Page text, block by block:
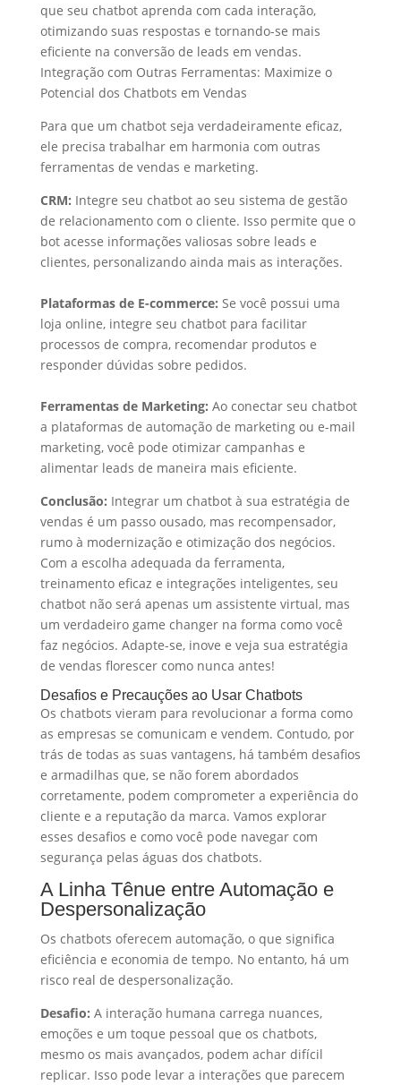
que seu chatbot aprenda com cada interação,
otimizando suas respostas e tornando-se mais
eficiente na conversão de leads em vendas.
Integração com Outras Ferramentas: Maximize o
Potencial dos Chatbots em Vendas
Para que um chatbot seja verdadeiramente eficaz,
ele precisa trabalhar em harmonia com outras
ferramentas de vendas e marketing.
CRM: Integre seu chatbot ao seu sistema de gestão
de relacionamento com o cliente. Isso permite que o
bot acesse informações valiosas sobre leads e
clientes, personalizando ainda mais as interações.
Plataformas de E-commerce: Se você possui uma
loja online, integre seu chatbot para facilitar
processos de compra, recomendar produtos e
responder dúvidas sobre pedidos.
Ferramentas de Marketing: Ao conectar seu chatbot
a plataformas de automação de marketing ou e-mail
marketing, você pode otimizar campanhas e
alimentar leads de maneira mais eficiente.
Conclusão: Integrar um chatbot à sua estratégia de
vendas é um passo ousado, mas recompensador,
rumo à modernização e otimização dos negócios.
Com a escolha adequada da ferramenta,
treinamento eficaz e integrações inteligentes, seu
chatbot não será apenas um assistente virtual, mas
um verdadeiro game changer na forma como você
faz negócios. Adapte-se, inove e veja sua estratégia
de vendas florescer como nunca antes!
Desafios e Precauções ao Usar Chatbots
Os chatbots vieram para revolucionar a forma como
as empresas se comunicam e vendem. Contudo, por
trás de todas as suas vantagens, há também desafios
e armadilhas que, se não forem abordados
corretamente, podem comprometer a experiência do
cliente e a reputação da marca. Vamos explorar
esses desafios e como você pode navegar com
segurança pelas águas dos chatbots.
A Linha Tênue entre Automação e
Despersonalização
Os chatbots oferecem automação, o que significa
eficiência e economia de tempo. No entanto, há um
risco real de despersonalização.
Desafio: A interação humana carrega nuances,
emoções e um toque pessoal que os chatbots,
mesmo os mais avançados, podem achar difícil
replicar. Isso pode levar a interações que parecem